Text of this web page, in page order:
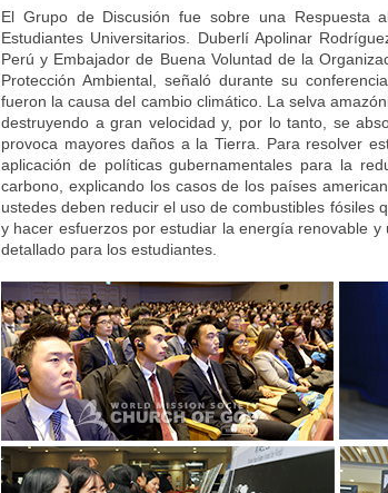
El Grupo de Discusión fue sobre una Respuesta
Estudiantes Universitarios. Duberlí Apolinar
Perú y Embajador de Buena Voluntad de la
Protección Ambiental, señaló durante su
fueron la causa del cambio climático. La selva
destruyendo a gran velocidad y, por lo tanto, se
provoca mayores daños a la Tierra. Para resolver
aplicación de políticas gubernamentales para la
carbono, explicando los casos de los países
ustedes deben reducir el uso de combustibles fósiles
y hacer esfuerzos por estudiar la energía renovable y
detallado para los estudiantes.